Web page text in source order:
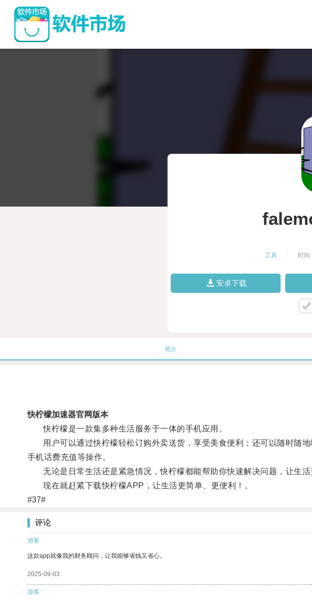
工具 时间
安卓下载
简介
快柠檬加速器官网版本
快柠檬是一款集多种生活服务于一体的手机应用。
用户可以通过快柠檬轻松订购外卖送货，享受美食便利；还可以随时随地
手机话费充值等操作。
无论是日常生活还是紧急情况，快柠檬都能帮助你快速解决问题，让生活
现在就赶紧下载快柠檬APP，让生活更简单、更便利！。
#37#
评论
游客
这款app就像我的财务顾问，让我能够省钱又省心。
2025-09-03
游客